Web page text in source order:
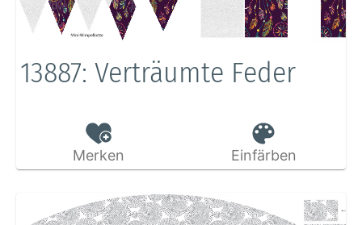
13887: Verträumte Feder
Merken Einfärben